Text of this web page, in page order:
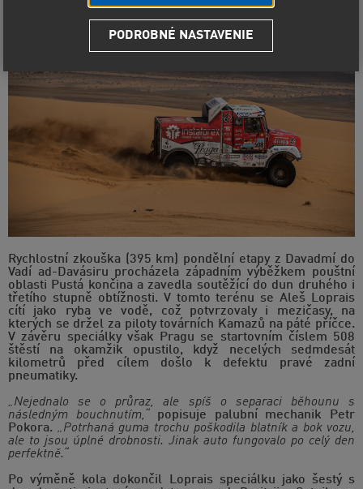
Rychlostní zkouška (395 km) pondělní etapy z Davadmí do
Vadí ad-Davásiru procházela západním výběžkem pouštní
oblasti Pustá končina a zavedla soutěžící do dun druhého i
třetího stupně obtížnosti. V tomto terénu se Aleš Loprais
cítí jako ryba ve vodě, což potvrzovaly i mezičasy, na
kterých se držel za piloty továrních Kamazů na páté příčce.
V závěru speciálky však Pragu se startovním číslem 508
štěstí na okamžik opustilo, když necelých sedmdesát
kilometrů před cílem došlo k defektu pravé zadní
pneumatiky.
„Nejednalo se o průraz, ale spíš o separaci běhounu s
následným bouchnutím,“
popisuje palubní mechanik Petr
Pokora. „Potrhaná guma trochu poškodila blatník a bok vozu,
ale to jsou úplné drobnosti. Jinak auto fungovalo po celý den
perfektně.“
Po výměně kola dokončil Loprais speciálku jako šestý s
PODROBNÉ NASTAVENIE